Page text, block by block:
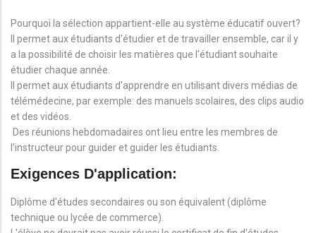
Pourquoi la sélection appartient-elle au système éducatif ouvert?
Il permet aux étudiants d'étudier et de travailler ensemble, car il y
a la possibilité de choisir les matières que l'étudiant souhaite
étudier chaque année.
Il permet aux étudiants d'apprendre en utilisant divers médias de
télémédecine, par exemple: des manuels scolaires, des clips audio
et des vidéos.
Des réunions hebdomadaires ont lieu entre les membres de
l'instructeur pour guider et guider les étudiants.
Exigences D'application:
Diplôme d'études secondaires ou son équivalent (diplôme
technique ou lycée de commerce).